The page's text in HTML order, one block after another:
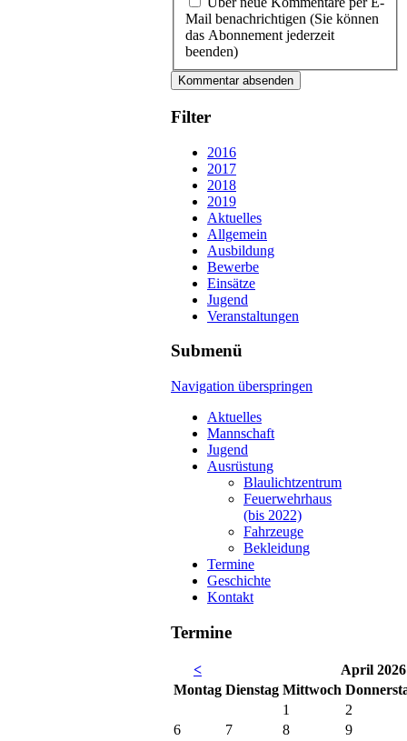
Mail benachrichtigen (Sie können
das Abonnement jederzeit
beenden)
Kommentar absenden
Filter
2016
2017
2018
2019
Aktuelles
Allgemein
Ausbildung
Bewerbe
Einsätze
Jugend
Veranstaltungen
Submenü
Navigation überspringen
Aktuelles
Mannschaft
Jugend
Ausrüstung
Blaulichtzentrum
Feuerwehrhaus
(bis 2022)
Fahrzeuge
Bekleidung
Termine
Geschichte
Kontakt
Termine
<
April 2026
Montag Dienstag Mittwoch Do
1
2
6
7 8
9